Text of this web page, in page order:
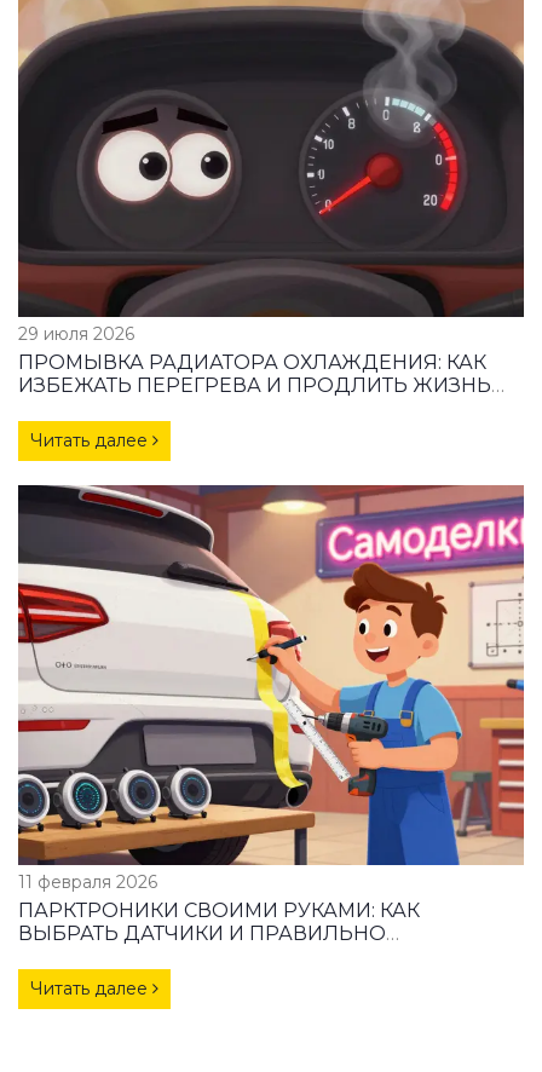
29 июля 2026
ПРОМЫВКА РАДИАТОРА ОХЛАЖДЕНИЯ: КАК
ИЗБЕЖАТЬ ПЕРЕГРЕВА И ПРОДЛИТЬ ЖИЗНЬ
Читать далее
11 февраля 2026
ПАРКТРОНИКИ СВОИМИ РУКАМИ: КАК
ВЫБРАТЬ ДАТЧИКИ И ПРАВИЛЬНО
Читать далее